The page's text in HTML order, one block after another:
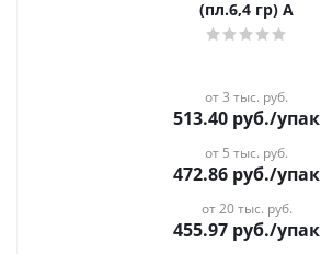
(пл.6,4 гр) А
от 3 тыс. руб.
513.40 руб./упак
от 5 тыс. руб.
472.86 руб./упак
от 20 тыс. руб.
455.97 руб./упак